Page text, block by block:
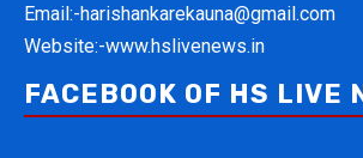
Email:-harishankarekauna@gmail.com
Website:-www.hslivenews.in
FACEBOOK OF HS LIVE